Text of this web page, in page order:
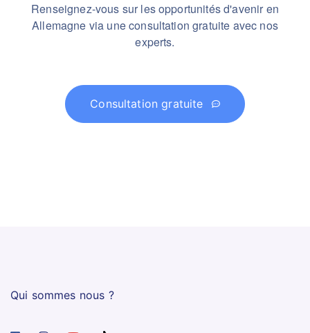
Renseignez-vous sur les opportunités d'avenir en
Allemagne via une consultation gratuite avec nos
experts.
Consultation gratuite
Qui sommes nous ?